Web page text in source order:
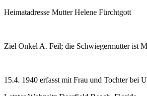
Heimatadresse Mutter Helene Fürchtgott
Ziel Onkel A. Feil; die Schwiegermutter ist
15.4. 1940 erfasst mit Frau und Tochter bei